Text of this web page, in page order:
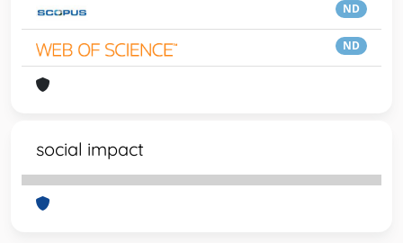
ND
ND
social impact